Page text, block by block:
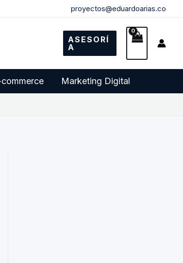
proyectos@eduardoarias.co
ASESORÍ
A
commerce Marketing Digital